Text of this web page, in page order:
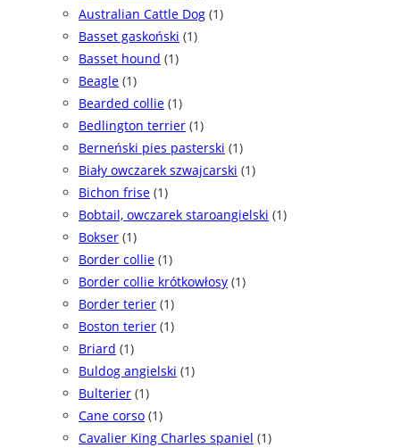
Australian Cattle Dog (1)
Basset gaskoński (1)
Basset hound (1)
Beagle (1)
Bearded collie (1)
Bedlington terrier (1)
Berneński pies pasterski (1)
Biały owczarek szwajcarski (1)
Bichon frise (1)
Bobtail, owczarek staroangielski (1)
Bokser (1)
Border collie (1)
Border collie krótkowłosy (1)
Border terier (1)
Boston terier (1)
Briard (1)
Buldog angielski (1)
Bulterier (1)
Cane corso (1)
Cavalier King Charles spaniel (1)